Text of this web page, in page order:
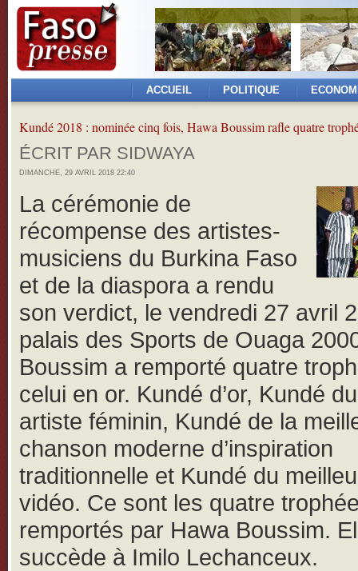
ACCUEIL POLITIQUE
Kundé 2018 : nominée cinq fois, Hawa Boussim rafle quatre
ÉCRIT PAR SIDWAYA
DIMANCHE, 29 AVRIL 2018 22:40
La cérémonie de
récompense des artistes-
musiciens du Burkina Faso
et de la diaspora a rendu
son verdict, le vendredi 27 avril
palais des Sports de Ouaga
Boussim a remporté quatre
celui en or. Kundé d’or, Kundé
artiste féminin, Kundé de la
chanson moderne d’inspiration
traditionnelle et Kundé du
vidéo. Ce sont les quatre
remportés par Hawa Boussim.
succède à Imilo Lechanceux.